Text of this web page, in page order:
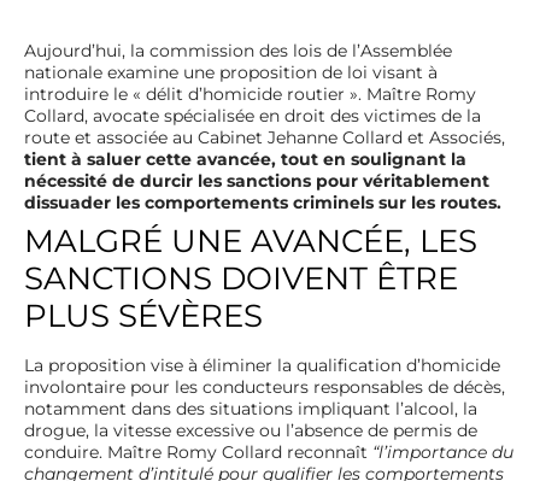
Aujourd’hui, la commission des lois de l’Assemblée
nationale examine une proposition de loi visant à
introduire le « délit d’homicide routier ». Maître Romy
Collard, avocate spécialisée en droit des victimes de la
route et associée au Cabinet Jehanne Collard et Associés,
tient à saluer cette avancée, tout en soulignant la
nécessité de durcir les sanctions pour véritablement
dissuader les comportements criminels sur les routes.
MALGRÉ UNE AVANCÉE, LES
SANCTIONS DOIVENT ÊTRE
PLUS SÉVÈRES
La proposition vise à éliminer la qualification d’homicide
involontaire pour les conducteurs responsables de décès,
notamment dans des situations impliquant l’alcool, la
drogue, la vitesse excessive ou l’absence de permis de
conduire. Maître Romy Collard reconnaît “l’importance du
changement d’intitulé pour qualifier les comportements